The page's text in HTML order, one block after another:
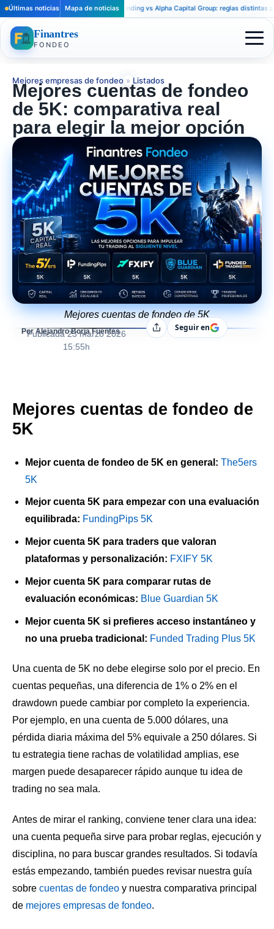
Últimas noticias Mapa de noticias
Apex Trader Funding vs Alpha Capital Group: reglas distintas para
Finantres
FONDEO
Mejores empresas de fondeo » Listados
Mejores cuentas de fondeo
de 5K: comparativa real
para elegir la mejor opción
Mejores cuentas de fondeo de 5K
Por Alejandro Borja Fuentes
Publicada 23 marzo 2026
15:55h
CompartirSeguir en
Mejores cuentas de fondeo de
5K
Mejor cuenta de fondeo de 5K en general: The5ers
5K
Mejor cuenta 5K para empezar con una evaluación
equilibrada: FundingPips 5K
Mejor cuenta 5K para traders que valoran
plataformas y personalización: FXIFY 5K
Mejor cuenta 5K para comparar rutas de
evaluación económicas: Blue Guardian 5K
Mejor cuenta 5K si prefieres acceso instantáneo y
no una prueba tradicional: Funded Trading Plus 5K
Una cuenta de 5K no debe elegirse solo por el precio. En
cuentas pequeñas, una diferencia de 1% o 2% en el
drawdown puede cambiar por completo la experiencia.
Por ejemplo, en una cuenta de 5.000 dólares, una
pérdida diaria máxima del 5% equivale a 250 dólares. Si
tu estrategia tiene rachas de volatilidad amplias, ese
margen puede desaparecer rápido aunque tu idea de
trading no sea mala.
Antes de mirar el ranking, conviene tener clara una idea:
una cuenta pequeña sirve para probar reglas, ejecución y
disciplina, no para buscar grandes resultados. Si todavía
estás empezando, también puedes revisar nuestra guía
sobre cuentas de fondeo y nuestra comparativa principal
de mejores empresas de fondeo.